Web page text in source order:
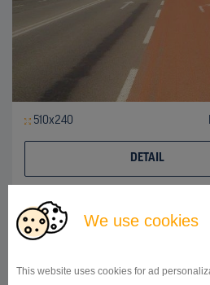
We use cookies
This website uses cookies for ad
510x240
DETAIL
BILLBOARD